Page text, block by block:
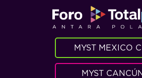
MYST MEXICO
MYST